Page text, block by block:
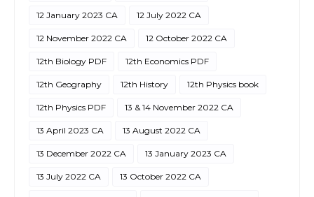
12 January 2023 CA 12 July 2022 CA
12 November 2022 CA 12 October 2022 CA
12th Biology PDF 12th Economics PDF
12th Geography 12th History 12th Physics book
12th Physics PDF 13 & 14 November 2022 CA
13 April 2023 CA 13 August 2022 CA
13 December 2022 CA 13 January 2023 CA
13 July 2022 CA 13 October 2022 CA